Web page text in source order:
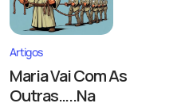
Artigos
Maria Vai Com As
Outras…..Na